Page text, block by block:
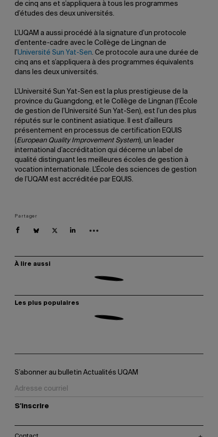
de cinq ans et s’appliquera à tous les programmes
d’études des deux universités.
L’UQAM a aussi procédé à la signature d’un protocole
d’entente-cadre avec le Collège de Lingnan de
l’Université Sun Yat-Sen. Ce protocole aura une durée de
cinq ans et s’appliquera à des programmes équivalents
dans les deux universités.
L’Université Sun Yat-Sen est la plus prestigieuse de la
province du Guangdong, et le Collège de Lingnan (l’École
de gestion de l’Université Sun Yat-Sen), est l’un des plus
réputés sur le continent asiatique. Il est d’ailleurs
présentement en processus de certification EQUIS
(European Quality Improvement System), un leader
international d’accréditation qui décerne un label de
qualité distinguant les meilleures écoles de gestion à
vocation internationale. L’École des sciences de gestion
de l’UQAM est accréditée par EQUIS.
Partager
À lire aussi
Les plus populaires
S’abonner au bulletin Actualités UQAM
S'inscrire